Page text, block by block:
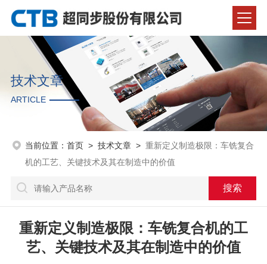
技术文章
ARTICLE
当前位置： 首页> 技术文章> 重新定义制造极限：车铣复合
机的工艺、关键技术及其在制造中的价值
重新定义制造极限：车铣复合机的工
艺、关键技术及其在制造中的价值